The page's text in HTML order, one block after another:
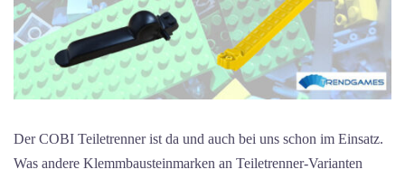
Der COBI Teiletrenner ist da und auch bei uns schon im Einsatz.
Was andere Klemmbausteinmarken an Teiletrenner-Varianten